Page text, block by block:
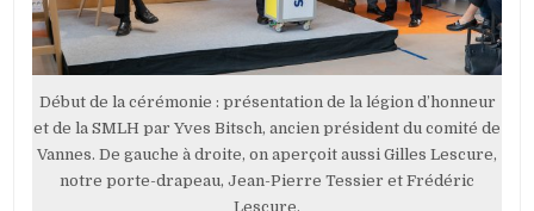
Début de la cérémonie : présentation de la légion d’honneur
et de la SMLH par Yves Bitsch, ancien président du comité de
Vannes. De gauche à droite, on aperçoit aussi Gilles Lescure,
notre porte-drapeau, Jean-Pierre Tessier et Frédéric
Lescure.